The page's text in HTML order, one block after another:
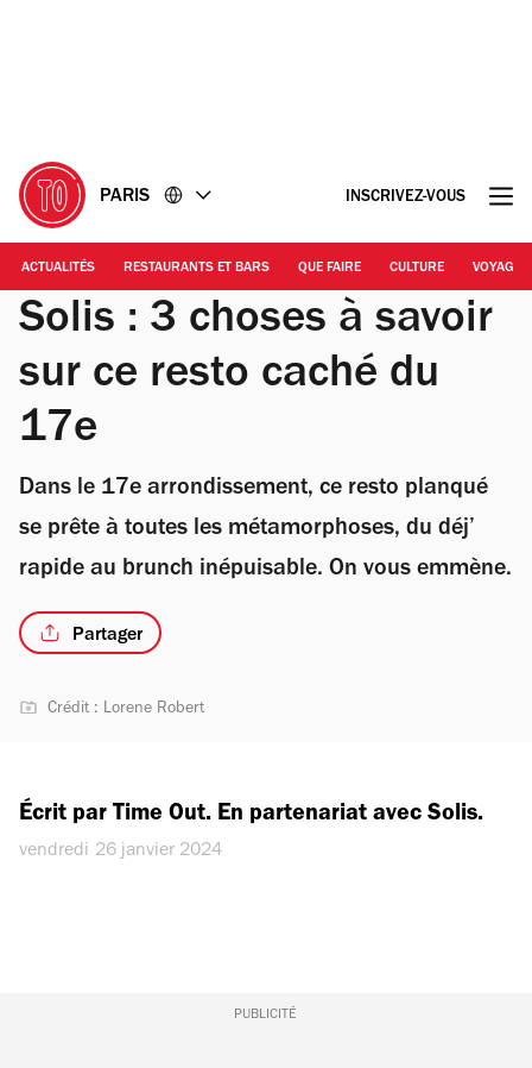
PARIS INSCRIVEZ-VOUS
ACTUALITÉS RESTAURANTS ET BARS QUE FAIRE CULTURE VOYAGE
Solis : 3 choses à savoir
sur ce resto caché du
17e
Dans le 17e arrondissement, ce resto planqué
se prête à toutes les métamorphoses, du déj’
rapide au brunch inépuisable. On vous emmène.
Partager
Crédit : Lorene Robert
Écrit par Time Out. En partenariat avec Solis.
vendredi 26 janvier 2024
PUBLICITÉ